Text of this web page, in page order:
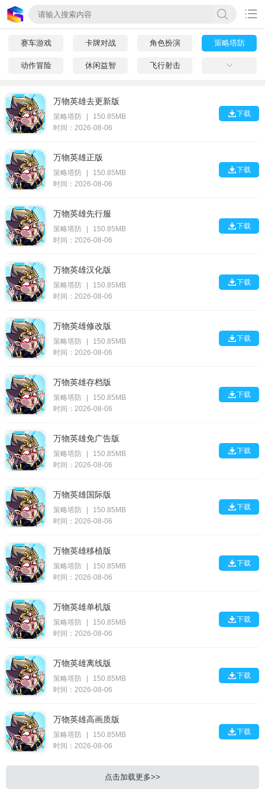

赛车游戏 卡牌对战 角色扮演 策略塔防
动作冒险 休闲益智 飞行射击 
万物英雄去更新版
策略塔防
150.85MB
时间：2026-08-06
下载
万物英雄正版
策略塔防
150.85MB
时间：2026-08-06
下载
万物英雄先行服
策略塔防
150.85MB
时间：2026-08-06
下载
万物英雄汉化版
策略塔防
150.85MB
时间：2026-08-06
下载
万物英雄修改版
策略塔防
150.85MB
时间：2026-08-06
下载
万物英雄存档版
策略塔防
150.85MB
时间：2026-08-06
下载
万物英雄免广告版
策略塔防
150.85MB
时间：2026-08-06
下载
万物英雄国际版
策略塔防
150.85MB
时间：2026-08-06
下载
万物英雄移植版
策略塔防
150.85MB
时间：2026-08-06
下载
万物英雄单机版
策略塔防
150.85MB
时间：2026-08-06
下载
万物英雄离线版
策略塔防
150.85MB
时间：2026-08-06
下载
万物英雄高画质版
策略塔防
150.85MB
时间：2026-08-06
下载
点击加载更多>>